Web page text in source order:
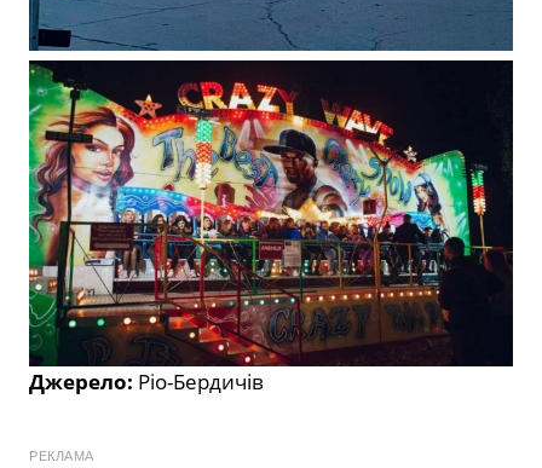
Джерело: Ріо-Бердичів
РЕКЛАМА